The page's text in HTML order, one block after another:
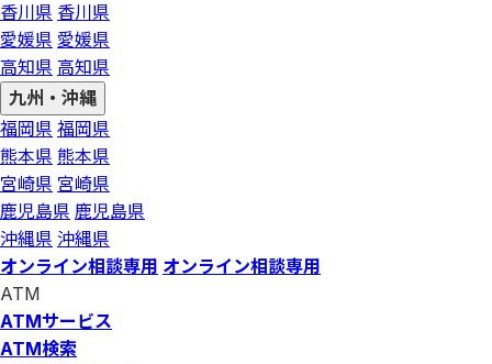
香川県 香川県
愛媛県 愛媛県
高知県 高知県
九州・沖縄
福岡県 福岡県
熊本県 熊本県
宮崎県 宮崎県
鹿児島県 鹿児島県
沖縄県 沖縄県
オンライン相談専用 オンライン相談専用
ATM
ATMサービス
ATM検索